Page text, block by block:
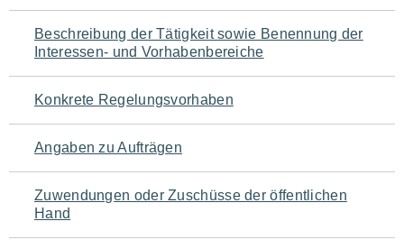
für
den
Seiteninhalt
Beschreibung der Tätigkeit sowie Benennung der
Interessen- und Vorhabenbereiche
Konkrete Regelungsvorhaben
Angaben zu Aufträgen
Zuwendungen oder Zuschüsse der öffentlichen
Hand